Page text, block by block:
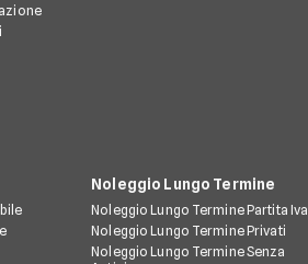
Noleggio Lungo Termine
Noleggio Lungo Termine Partita Iva
Noleggio Lungo Termine Privati
Noleggio Lungo Termine Senza